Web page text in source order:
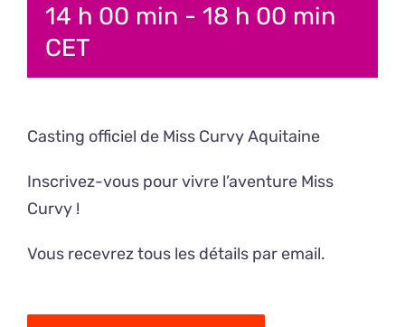
14 h 00 min - 18 h 00 min
CET
Casting officiel de Miss Curvy Aquitaine
Inscrivez-vous pour vivre l’aventure Miss
Curvy !
Vous recevrez tous les détails par email.